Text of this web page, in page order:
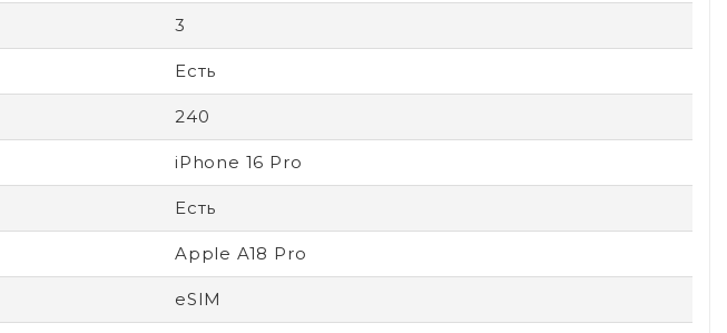
3
Есть
240
iPhone 16 Pro
Есть
Apple A18 Pro
eSIM